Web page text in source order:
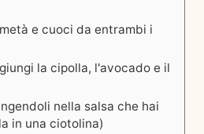
e cuoci da entrambi i
la cipolla, l'avocado e il
nella salsa che hai
in una ciotolina)